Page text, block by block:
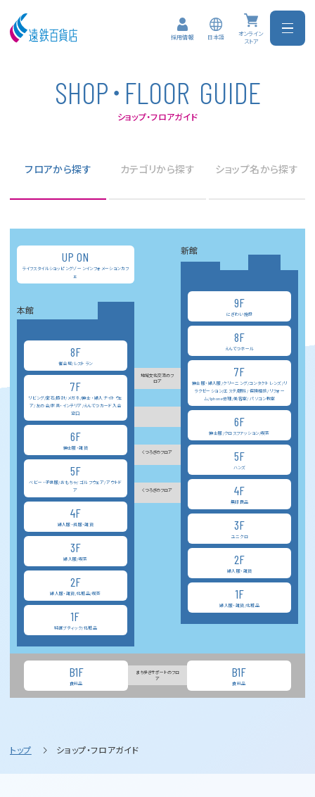
採用情報 日本語
オンライン
ストア
SHOP･ FL OOR GUIDE
ショップ・フロアガイド
フロアから探す カテゴリから探す ショップ名から探す
UP ON
ライフスタイルショッピングゾ ーンインフォメーションカフ
ェ
本館
8F
催会場/レストラン
7F
リビング/宝石/時計/メガネ/紳士 ・婦人ナイトウェ
ア/友の会/家具・インテリア/えんてつカード入会
窓口
6F
紳士服・雑貨
5F
ベビー・子供服/おもちゃ/ ゴルフウェア/アウトド
ア
4F
婦人服・呉服・雑貨
3F
婦人服/喫茶
2F
婦人服・雑貨/化粧品/喫茶
1F
特選ブティック/化粧品
地域文化交流のフ
ロア
くつろぎのフロア
くつろぎのフロア
新館
9F
にぎわい施設
8F
えんてつホール
7F
紳士服・婦人服/クリーニング/コンタクト レンズ/リ
ラクゼーション/エステ/眼科/ 保険相談/リフォー
ム/Iphone修理/美容室/ パソコン教室
6F
紳士服/クロスファッション/喫茶
5F
ハンズ
4F
無印良品
3F
ユニクロ
2F
婦人服・雑貨
1F
婦人服・雑貨/化粧品
B1F
食料品
まち歩きサポートのフロ
ア
B1F
食料品
トップ ショップ・フロアガイド